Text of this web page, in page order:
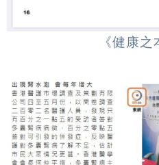
《健康